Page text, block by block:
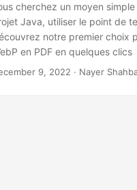
cherchez un moyen
Java, utiliser le point de
notre premier choix
en PDF en quelques clics
9, 2022 · Nayer